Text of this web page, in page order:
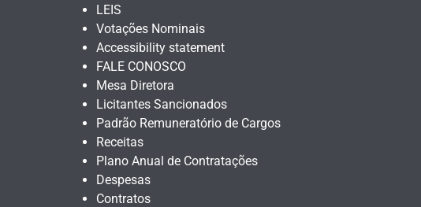
LEIS
Votações Nominais
Accessibility statement
FALE CONOSCO
Mesa Diretora
Licitantes Sancionados
Padrão Remuneratório de Cargos
Receitas
Plano Anual de Contratações
Despesas
Contratos